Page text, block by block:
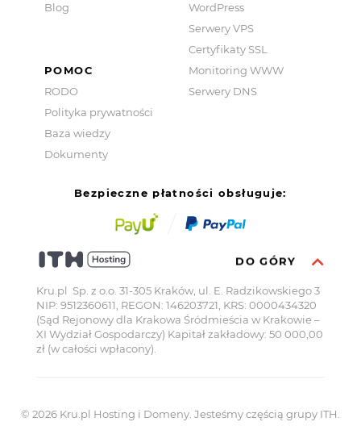
Blog
WordPress
Serwery VPS
Certyfikaty SSL
Monitoring WWW
Serwery DNS
POMOC
RODO
Polityka prywatności
Baza wiedzy
Dokumenty
Bezpieczne płatności obsługuje:
DO GÓRY
Kru.pl Sp. z o.o. 31-305 Kraków, ul. E. Radzikowskiego 3
NIP: 9512360611, REGON: 146203721, KRS: 0000434320
(Sąd Rejonowy dla Krakowa Śródmieścia w Krakowie –
XI Wydział Gospodarczy) Kapitał zakładowy: 50 000,00
zł (w całości wpłacony).
© 2026 Kru.pl Hosting i Domeny. Jesteśmy częścią grupy ITH.